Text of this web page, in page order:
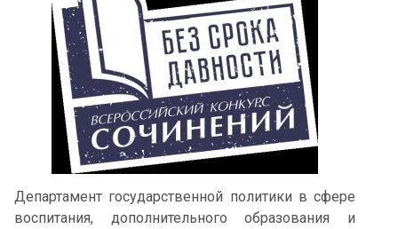
Департамент государственной политики в сфере
воспитания, дополнительного образования и